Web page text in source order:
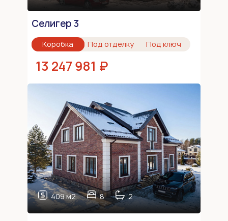
Селигер 3
Коробка Под отделку Под ключ
13 247 981 ₽
409 м2 8 2